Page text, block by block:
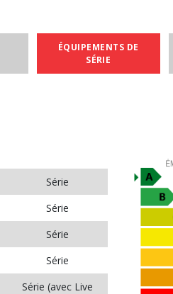
ÉQUIPEMENTS DE
SÉRIE
Série
Série
Série
Série
Série (avec Live